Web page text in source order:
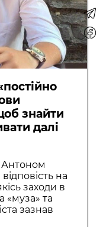
знайти
далі
на
заходи в
«муза» та
зазнав